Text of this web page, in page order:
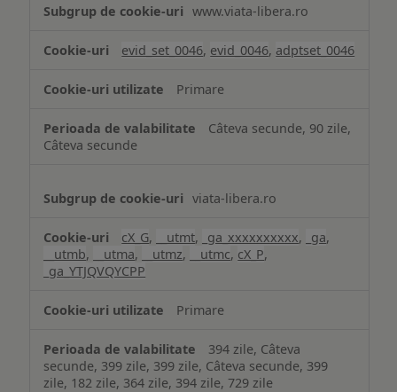
www.viata-libera.ro
evid_set_0046, evid_0046, adptset_0046
Primare
Câteva secunde, 90 zile,
Câteva secunde
viata-libera.ro
cX_G, __utmt, _ga_xxxxxxxxxx, _ga,
__utmb, __utma, __utmz, __utmc, cX_P,
_ga_YTJQVQYCPP
Primare
394 zile, Câteva
secunde, 399 zile, 399 zile, Câteva secunde, 399
zile, 182 zile, 364 zile, 394 zile, 729 zile